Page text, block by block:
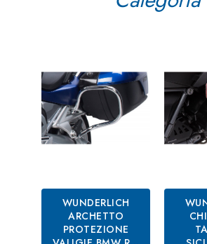
WUNDERLICH
ARCHETTO
PROTEZIONE